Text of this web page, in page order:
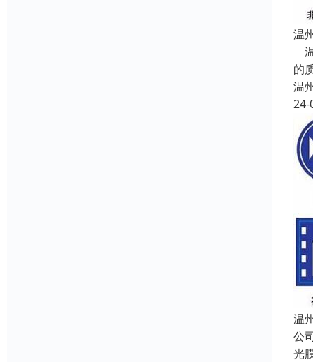
温
的
温
24-
温
公
光